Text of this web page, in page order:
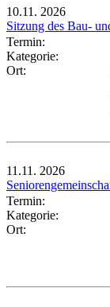
10.11. 2026
Sitzung des Bau-
Termin:
Kategorie:
Ort:
11.11. 2026
Termin:
Kategorie:
Ort: